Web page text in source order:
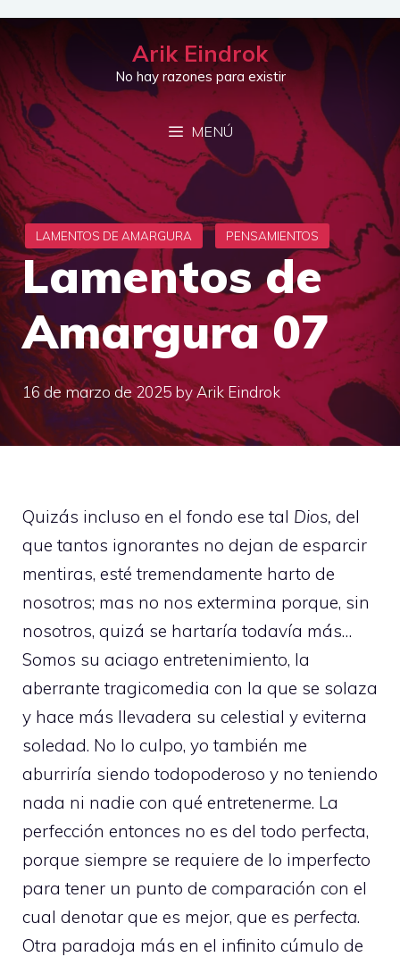
Saltar
al
contenido
Arik Eindrok
No hay razones para existir
MENÚ
Lamentos de
Amargura 07
16 de marzo de 2025 byArik Eindrok
Quizás incluso en el fondo ese tal Dios, del
que tantos ignorantes no dejan de esparcir
mentiras, esté tremendamente harto de
nosotros; mas no nos extermina porque, sin
nosotros, quizá se hartaría todavía más…
Somos su aciago entretenimiento, la
aberrante tragicomedia con la que se solaza
y hace más llevadera su celestial y eviterna
soledad. No lo culpo, yo también me
aburriría siendo todopoderoso y no teniendo
nada ni nadie con qué entretenerme. La
perfección entonces no es del todo perfecta,
porque siempre se requiere de lo imperfecto
para tener un punto de comparación con el
cual denotar que es mejor, que es perfecta.
Otra paradoja más en el infinito cúmulo de